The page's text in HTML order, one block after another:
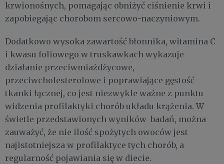
krwionośnych, pomagając obniżyć ciśnienie krwi i
zapobiegając chorobom sercowo-naczyniowym.
Dodatkowo wysoka zawartość błonnika, witamina C
i kwasu foliowego w truskawkach wykazuje
działanie przeciwmiażdżycowe,
przeciwcholesterolowe i poprawiające gęstość
tkanki łącznej, co jest niezwykle ważne z punktu
widzenia profilaktyki chorób układu krążenia. W
świetle przedstawionych wyników badań, można
zauważyć, że nie ilość spożytych owoców jest
najistotniejsza w profilaktyce tych chorób, a
regularność pojawiania się w diecie.